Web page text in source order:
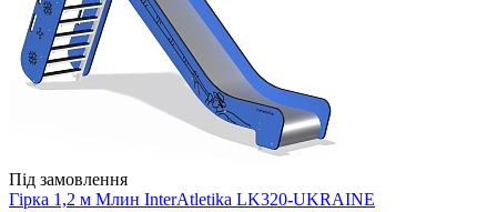
Під замовлення
Гірка 1,2 м Млин InterAtletika LK320-UKRAINE